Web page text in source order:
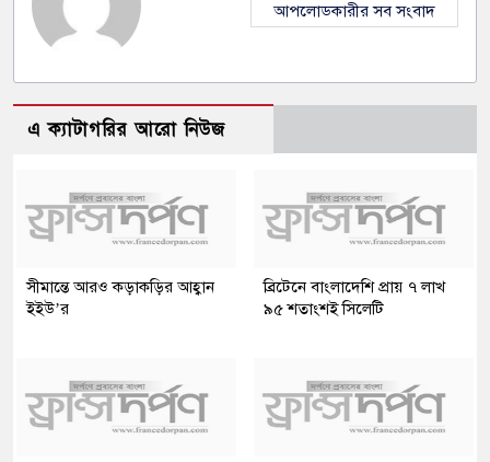
আপলোডকারীর সব সংবাদ
এ ক্যাটাগরির আরো নিউজ
সীমান্তে আরও কড়াকড়ির আহ্বান
ইইউ’র
ব্রিটেনে বাংলাদেশি প্রায় ৭ লাখ
৯৫ শতাংশই সিলেটি